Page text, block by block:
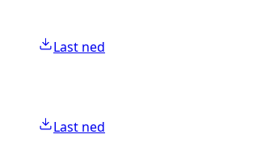
Last ned
Last ned